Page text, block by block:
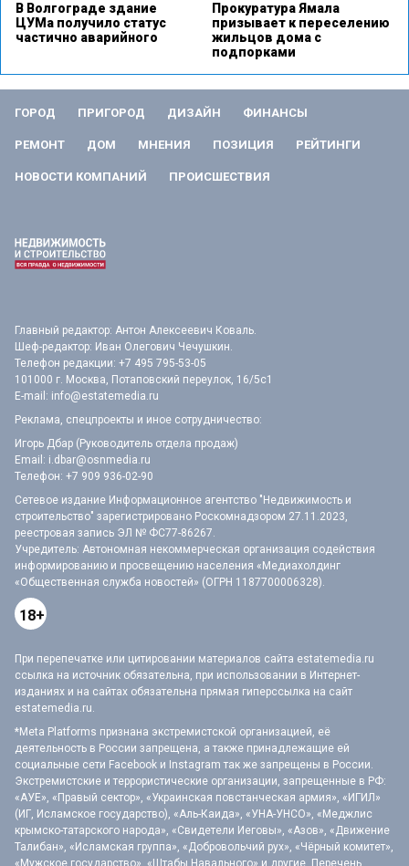
В Волгограде здание
ЦУМа получило статус
частично аварийного
Прокуратура Ямала
призывает к переселению
жильцов дома с
подпорками
ГОРОД ПРИГОРОД ДИЗАЙН ФИНАНСЫ
РЕМОНТ ДОМ МНЕНИЯ ПОЗИЦИЯ РЕЙТИНГИ
НОВОСТИ КОМПАНИЙ ПРОИСШЕСТВИЯ
Главный редактор: Антон Алексеевич Коваль.
Шеф-редактор: Иван Олегович Чечушкин.
Телефон редакции: +7 495 795-53-05
101000 г. Москва, Потаповский переулок, 16/5с1
E-mail: info@estatemedia.ru
Реклама, спецпроекты и иное сотрудничество:
Игорь Дбар (Руководитель отдела продаж)
Email: i.dbar@osnmedia.ru
Телефон: +7 909 936-02-90
Сетевое издание Информационное агентство "Недвижимость и
строительство" зарегистрировано Роскомнадзором 27.11.2023,
реестровая запись ЭЛ № ФС77-86267.
Учредитель: Автономная некоммерческая организация содействия
информированию и просвещению населения «Медиахолдинг
«Общественная служба новостей» (ОГРН 1187700006328).
18+
При перепечатке или цитировании материалов сайта estatemedia.ru
ссылка на источник обязательна, при использовании в Интернет-
изданиях и на сайтах обязательна прямая гиперссылка на сайт
estatemedia.ru.
*Meta Platforms признана экстремистской организацией, её
деятельность в России запрещена, а также принадлежащие ей
социальные сети Facebook и Instagram так же запрещены в России.
Экстремистские и террористические организации, запрещенные в РФ:
«АУЕ», «Правый сектор», «Украинская повстанческая армия», «ИГИЛ»
(ИГ, Исламское государство), «Аль-Каида», «УНА-УНСО», «Меджлис
крымско-татарского народа», «Свидетели Иеговы», «Азов», «Движение
Талибан», «Исламская группа», «Добровольчий рух», «Чёрный комитет»,
«Мужское государство», «Штабы Навального» и другие. Перечень